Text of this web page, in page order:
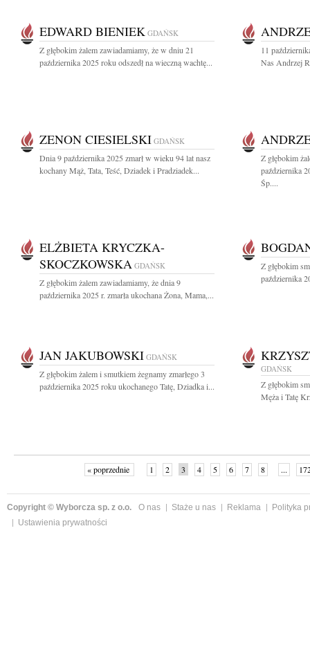
EDWARD BIENIEK GDAŃSK
Z głębokim żalem zawiadamiamy, że w dniu 21
października 2025 roku odszedł na wieczną wachtę...
11
Nas Andrzej
ZENON CIESIELSKI GDAŃSK
Dnia 9 października 2025 zmarł w wieku 94 lat nasz
kochany Mąż, Tata, Teść, Dziadek i Pradziadek...
Z głębokim
października
Śp....
ELŻBIETA KRYCZKA-
SKOCZKOWSKA GDAŃSK
Z głębokim żalem zawiadamiamy, że dnia 9
października 2025 r. zmarła ukochana Żona, Mama,...
Z głębokim
października
JAN JAKUBOWSKI GDAŃSK
Z głębokim żalem i smutkiem żegnamy zmarłego 3
października 2025 roku ukochanego Tatę, Dziadka i...
GDAŃSK
Z głębokim
Męża i Tatę
« poprzednie 1 2 3 4 5 6 7 8 ...
Copyright © Wyborcza sp. z o.o. O nas Staże u nas Reklama
Polityka
Ustawienia prywatności